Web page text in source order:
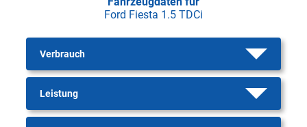
Ford Fiesta 1.5 TDCi
Verbrauch
Leistung